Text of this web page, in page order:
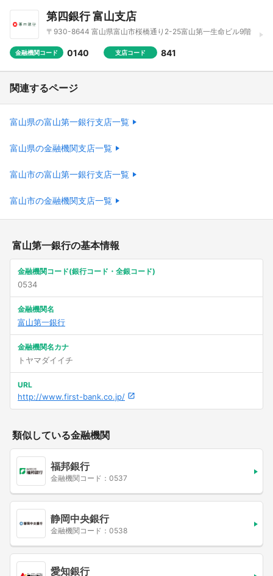
第四銀行 富山支店
〒930-8644 富山県富山市桜橋通り2-25富山第一生命ビル9階
金融機関コード 0140 支店コード 841
関連するページ
富山県の富山第一銀行支店一覧
富山県の金融機関支店一覧
富山市の富山第一銀行支店一覧
富山市の金融機関支店一覧
富山第一銀行の基本情報
金融機関コード(銀行コード・全銀コード)
0534
金融機関名
富山第一銀行
金融機関名カナ
トヤマダイイチ
URL
http://www.first-bank.co.jp/
類似している金融機関
福邦銀行
金融機関コード：0537
静岡中央銀行
金融機関コード：0538
愛知銀行